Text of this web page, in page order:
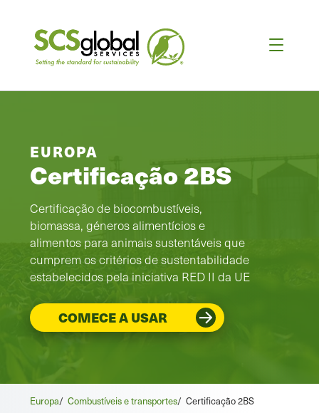
EUROPA
Certificação 2BS
Certificação de biocombustíveis,
biomassa, géneros alimentícios e
alimentos para animais sustentáveis que
cumprem os critérios de sustentabilidade
estabelecidos pela iniciativa RED II da UE
COMECE A USAR
Europa/ Combustíveis e transportes/ Certificação 2BS